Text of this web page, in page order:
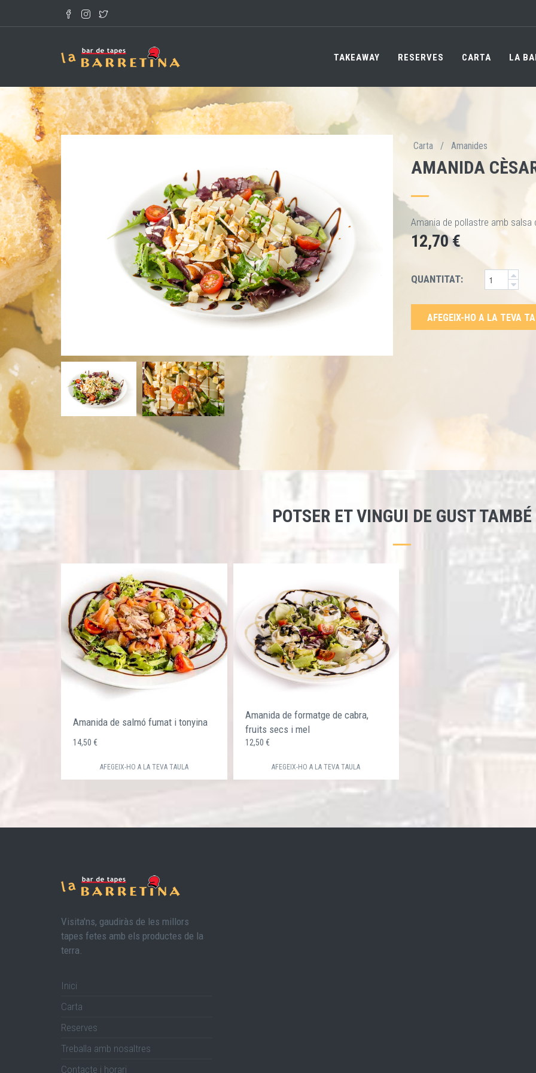
TAKEAWAY RESERVES CARTA LA
Carta / Amanides
AMANIDA
Amania de pollastre amb salsa
12,70 €
QUANTITAT:
AFEGEIX-HO A LA TEVA
POTSER ET VINGUI DE GUST TAMBÉ
Amanida de salmó fumat i tonyina
14,50 €
AFEGEIX-HO A LA TEVA TAULA
Amanida de formatge de cabra,
fruits secs i mel
12,50 €
AFEGEIX-HO A LA TEVA TAULA
Visita'ns, gaudiràs de les millors
tapes fetes amb els productes de la
terra.
Inici
Carta
Reserves
Treballa amb nosaltres
Contacte i horari